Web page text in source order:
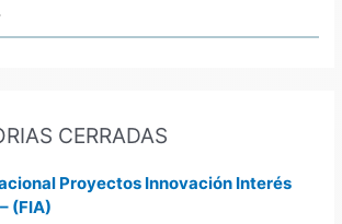
CERRADAS
Proyectos Innovación Interés
(FIA)